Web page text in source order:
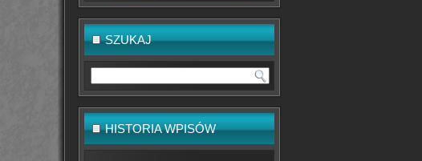
SZUKAJ
HISTORIA WPISÓW